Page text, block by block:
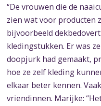
“De vrouwen die de
zien wat voor producten
bijvoorbeeld
kledingstukken. Er was
doopjurk had gemaakt,
hoe ze zelf kleding
elkaar beter kennen.
vriendinnen. Marijke: